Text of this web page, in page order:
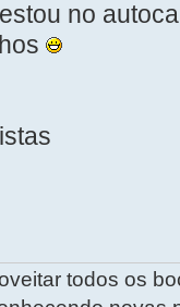
no
todos os